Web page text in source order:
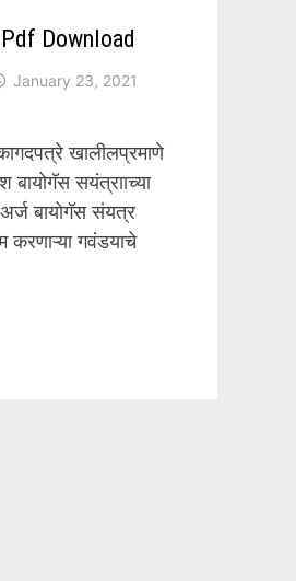
Download
January 23, 2021
खालीलप्रमाणे
सयंत्रााच्या
अर्ज बायोगॅस संयत्र
करणाऱ्या गवंडयाचे